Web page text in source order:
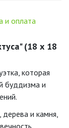
и оплата
(18 х 18
которая
буддизма и
дерева и камня,